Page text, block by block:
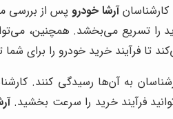
کارشناسانآرشا خودروپس از بررسی
را تسریع می‌بخشد. همچنین،
تا فرآیند خرید خودرو را برای
به آن‌ها رسیدگی کنند.
فرآیند خرید را سرعت بخشید.